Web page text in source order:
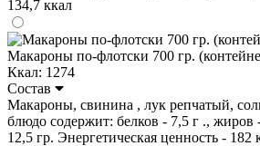
134,7 ккал
Макароны по-флотски 700 гр.
Ккал: 1274
Состав
Макароны, свинина , лук репчатый,
блюдо содержит: белков - 7,5 г ., жиров
12,5 гр. Энергетическая ценность - 182